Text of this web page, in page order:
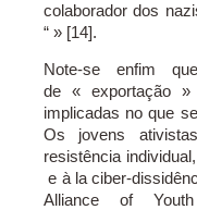
colaborador dos
“ » [14].
Note-se enfim
de « exportação »
implicadas no que
Os jovens
resistência
e à la ciber-
Alliance of